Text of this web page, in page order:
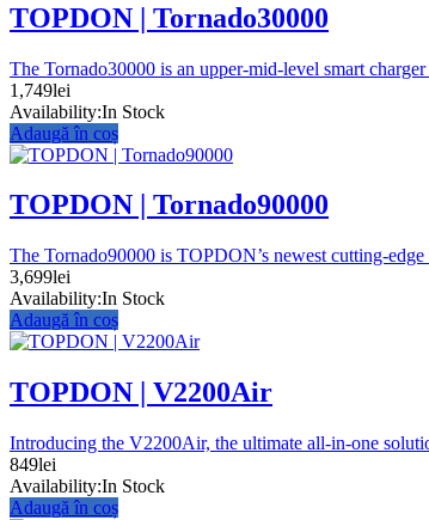
TOPDON | Tornado30000
The Tornado30000 is an upper-mid-level smart
1,749lei
Availability:In Stock
Adaugă în coș
TOPDON | Tornado90000
The Tornado90000 is TOPDON’s newest cutting-
3,699lei
Availability:In Stock
Adaugă în coș
TOPDON | V2200Air
Introducing the V2200Air, the ultimate all-in-one
849lei
Availability:In Stock
Adaugă în coș